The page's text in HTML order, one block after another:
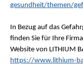
gesundheit/themen/
In Bezug auf das
finden Sie für Ihre
Website von LITHIUM
https://www.lithium-